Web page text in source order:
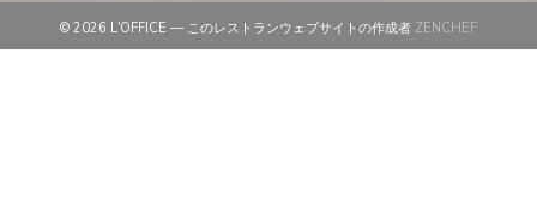
© 2026 L'OFFICE — このレストランウェブサイトの作成者 ZENCHEF((新しい